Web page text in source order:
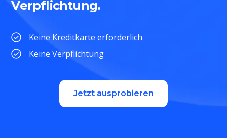
Verpflichtung.
Keine Kreditkarte erforderlich
Keine Verpflichtung
Jetzt ausprobieren